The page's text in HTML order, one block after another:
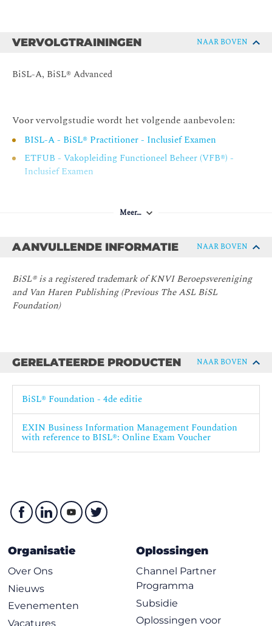
VERVOLGTRAININGEN NAAR BOVEN
BiSL-A, BiSL® Advanced
Voor vervolgstudie wordt het volgende aanbevolen:
BISL-A - BiSL® Practitioner - Inclusief Examen
ETFUB - Vakopleiding Functioneel Beheer (VFB®) -
Inclusief Examen
Meer…
AANVULLENDE INFORMATIE NAAR BOVEN
BiSL® is a registered trademark of KNVI Beroepsvereniging
and Van Haren Publishing (Previous The ASL BiSL
Foundation)
GERELATEERDE PRODUCTEN NAAR BOVEN
BiSL® Foundation - 4de editie
EXIN Business Information Management Foundation
with reference to BISL®: Online Exam Voucher
Organisatie
Over Ons
Nieuws
Evenementen
Vacatures
Oplossingen
Channel Partner
Programma
Subsidie
Oplossingen voor